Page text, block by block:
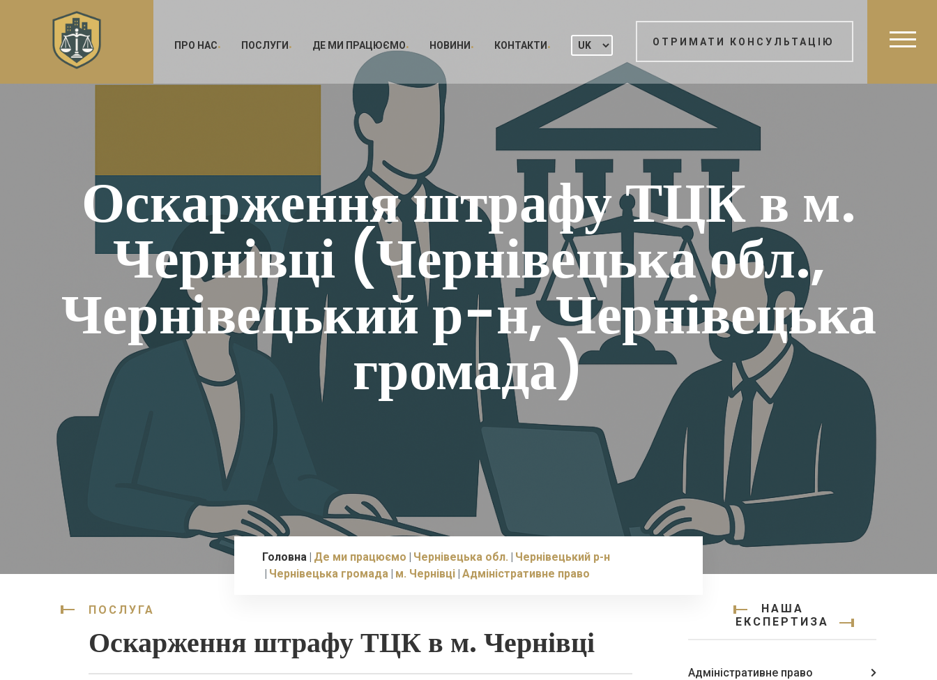
ПРО НАС ПОСЛУГИ ДЕ МИ ПРАЦЮЄМО НОВИНИ КОНТАКТИ ОТРИМАТИ КОНСУЛЬТАЦІЮ
Оскарження штрафу ТЦК в м.
Чернівці (Чернівецька обл.,
Чернівецький р-н, Чернівецька
громада)
Головна Де ми працюємо Чернівецька обл.
Чернівецький р-н
Чернівецька громада м. Чернівці Адміністративне право
ПОСЛУГА
Оскарження штрафу ТЦК в м. Чернівці
НАША
ЕКСПЕРТИЗА
Адміністративне право